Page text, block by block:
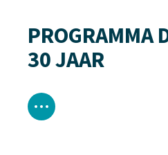
PROGRAMMA
30 JAAR